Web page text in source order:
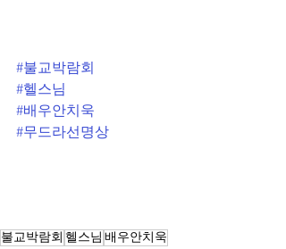
#불교박람회
#헬스님
#배우안치욱
#무드라선명상
불교박람회 헬스님 배우안치욱